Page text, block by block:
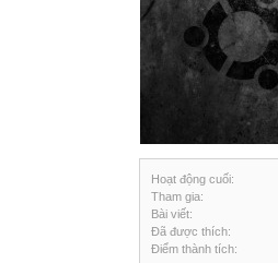
Hoạt động cuối:
Tham gia:
Bài viết:
Đã được thích:
Điểm thành tích: